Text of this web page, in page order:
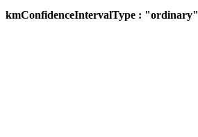
kmConfidenceIntervalType : "ordinary"